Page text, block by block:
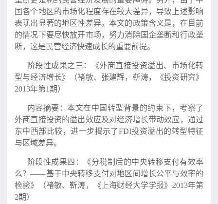
国各个地区的市场化程度存在较大差异，导致上述影响
表现出显著的地区性差异。本文的政策含义是，在目前
的情况下要尽快放开市场，努力消除国企垄断和行政垄
断，这是民营经济快速成长的重要前提。
阶段性成果之三：《外商直接投资溢出、市场化转
型与经济增长》（褚敏、张建辉，靳涛，《投资研究》
2013年第1期）
内容摘要：本文在中国转型背景的约束下，考察了
外商直接投资的溢出效应及对经济增长带动效应，通过
东中西部比较，进一步揭示了FDI投资溢出的转型特征
与区域差异。
阶段性成果四：《分税制后的中央转移支付有效率
么？——基于中央转移支付对地区间增长公平与效率的
检验》（褚敏、靳涛，《上海财经大学学报》2013年第
2期）